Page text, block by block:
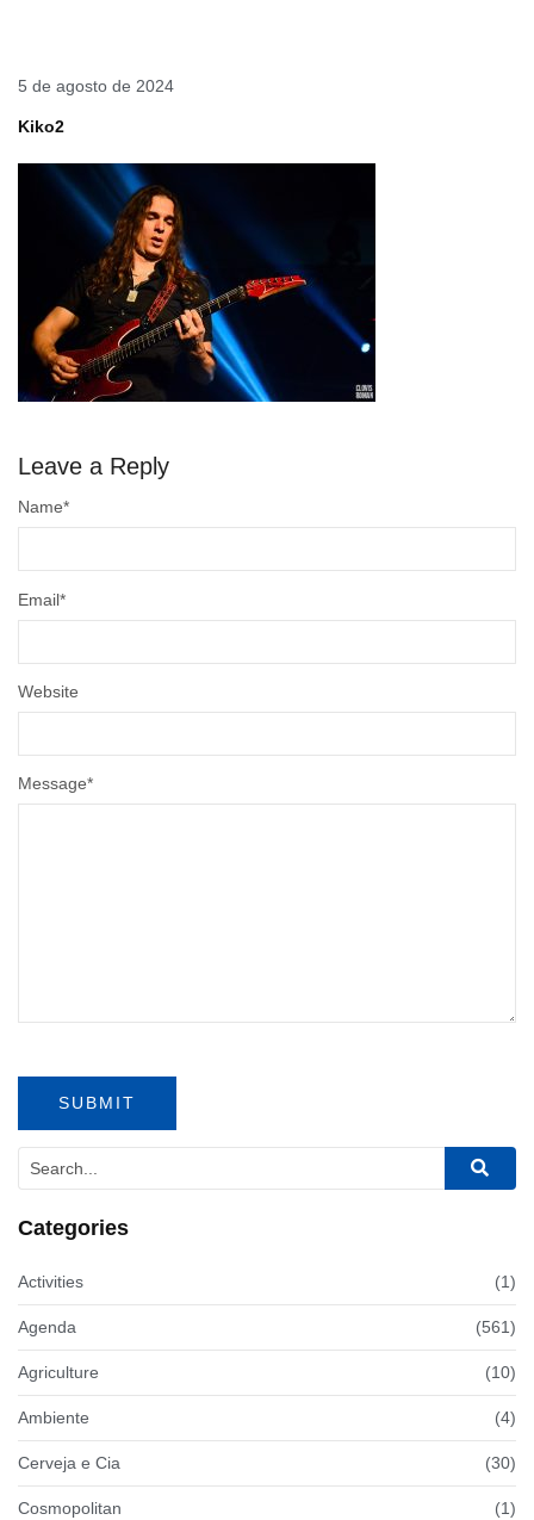
5 de agosto de 2024
Kiko2
Leave a Reply
Message*
Name*
Email*
Website
Categories
Activities (1)
Agenda (561)
Agriculture (10)
Ambiente (4)
Cerveja e Cia (30)
Cosmopolitan (1)